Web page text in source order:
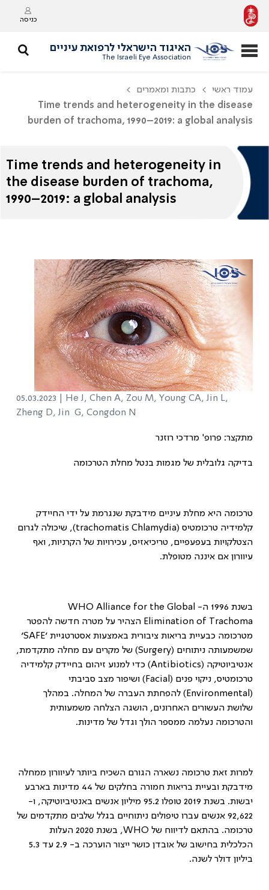
כניסה
האיגוד הישראלי לרפואת עיניים
The Israeli Eye Association
עמוד ראשי
כתבות ומאמרים
Time trends and heterogeneity in the disease
burden of trachoma, 1990–2019: a global analysis
Time trends and heterogeneity in
the disease burden of trachoma,
1990–2019: a global analysis
05.03.2023 |
He J, Chen A, Zou M, Young CA, Jin L,
Zheng D, Jin G, Congdon N
מתקצר: פרופ' מרדכי רוזנר
בדיקה גלובלית של מגמות בנטל מחלת הטרכומה
טרכומה היא מחלת עיניים מידבקת שנגרמת על ידי החיידק
קלמידיה טרכומטיס (Chlamydia
trachomatis), שיכולה לגרום
הצטלקויות בעפעפיים, טריכיאזיס, עכירויות של הקרניות, ואף
עיוורון אם איננה מטופלת.
בשנת 1996 ה-
WHO Alliance for the Global
Elimination of Trachoma הצהיר על מטרה חדשה להפטר
מטרכומה כבעיית בריאות ציבורית באמצעות אסטרטגיית ‘SAFE’
שמשמעותה ניתוחים (Surgery) של מקרים עם מחלה מתקדמת,
אנטיביוטיקה (Antibiotics) כדי למנוע זיהום בחיידק קלמידיה
טרכומטיס, ניקוי פנים ( Facial ) ושיפור מצב סביבתי
(
Environmental ) להפחתת העברה של המחלה. במהלך
שלושת העשורים האחרונים, הושגה הצלחה משמעותית
והטרכומה נעלמה ממספר הולך וגדל של מדינות.
למרות זאת טרכומה נשארה הגורם השכיח ביותר לעיוורון ממחלה
מידבקת ובעיית בריאות חמורה בחלקים של 44 מדינות בארבע
יבשות. בשנת 2019 טופלו 95.2 מיליון אנשים באנטיביוטיקה, ו-
92,622 אנשים עברו טיפולים ניתוחיים בגלל שלבים מתקדמים של
טרכומה. בהתאם לדיווח של WHO
, בשנת 2020 העלות
הכלכלית בחישוב של אובדן כושר ייצור הוערכה ב- 2.9 עד 5.3
ביליון דולר לשנה.